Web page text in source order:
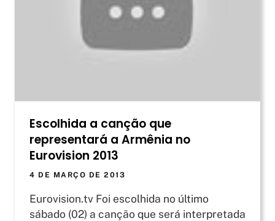
Escolhida a canção que
representará a Armênia no
Eurovision 2013
4 DE MARÇO DE 2013
Eurovision.tv Foi escolhida no último
sábado (02) a canção que será interpretada